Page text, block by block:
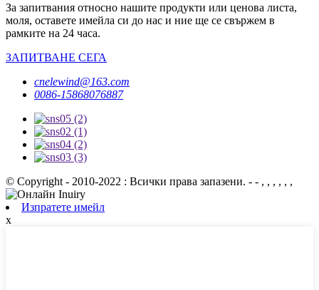
За запитвания относно нашите продукти или ценова листа,
моля, оставете имейла си до нас и ние ще се свържем в
рамките на 24 часа.
ЗАПИТВАНЕ СЕГА
cnelewind@163.com
0086-15868076887
© Copyright - 2010-2022 : Всички права запазени. - - , , , , , ,
Изпратете имейл
x